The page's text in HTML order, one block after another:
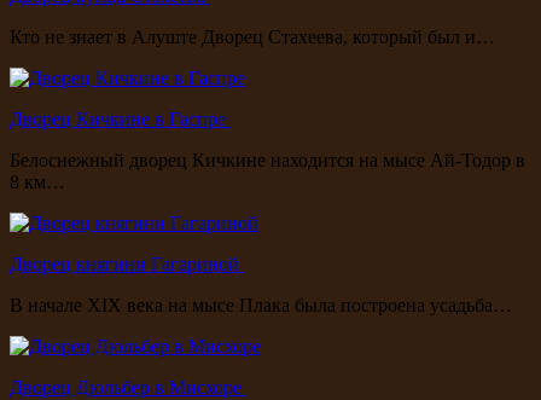
Кто не знает в Алуште Дворец Стахеева, который был и…
Дворец Кичкине в Гаспре
Белоснежный дворец Кичкине находится на мысе Ай-Тодор в
8 км…
Дворец княгини Гагариной
В начале XIX века на мысе Плака была построена усадьба…
Дворец Дюльбер в Мисхоре